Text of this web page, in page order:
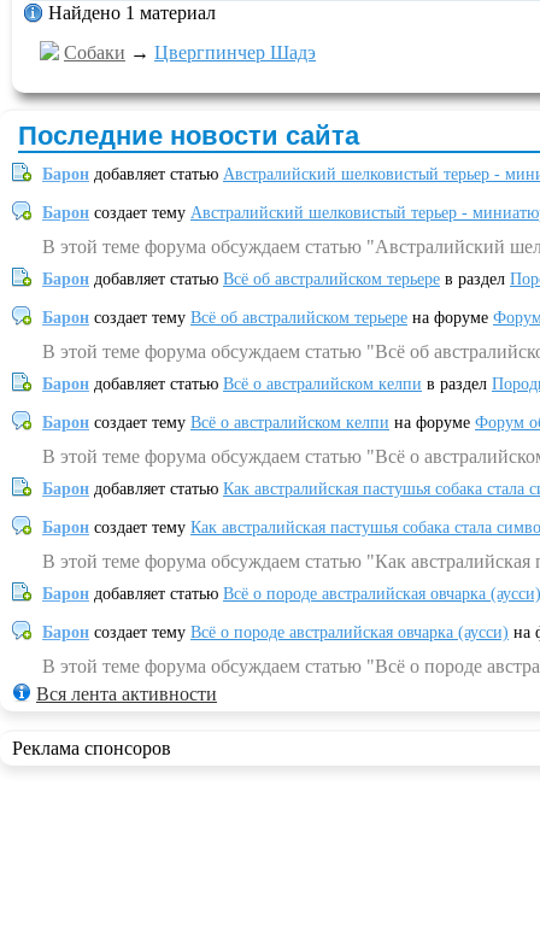
Найдено 1 материал
Собаки → Цвергпинчер Шадэ
Последние новости сайта
Барон добавляет статью Австралийский шелковистый терьер -
Барон создает тему Австралийский шелковистый терьер -
В этой теме форума обсуждаем статью "Австралийский
Барон добавляет статью Всё об австралийском терьере в раздел
Барон создает тему Всё об австралийском терьере на форуме
В этой теме форума обсуждаем статью "Всё об
Барон добавляет статью Всё о австралийском келпи в раздел
Барон создает тему Всё о австралийском келпи на форуме Форум
В этой теме форума обсуждаем статью "Всё о
Барон добавляет статью Как австралийская пастушья собака
Барон создает тему Как австралийская пастушья собака стала
В этой теме форума обсуждаем статью "Как
Барон добавляет статью Всё о породе австралийская овчарка (аусси)
Барон создает тему Всё о породе австралийская овчарка (аусси) на
В этой теме форума обсуждаем статью "Всё о породе
Вся лента активности
Реклама спонсоров